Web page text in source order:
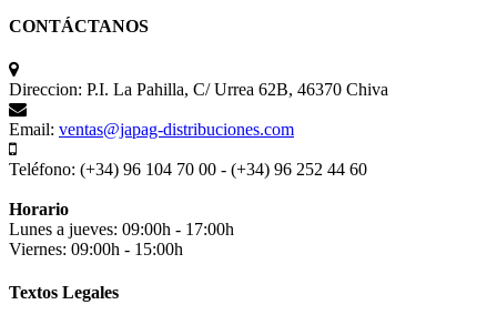
CONTÁCTANOS
Direccion: P.I. La Pahilla, C/ Urrea 62B, 46370 Chiva
Email: ventas@japag-distribuciones.com
Teléfono: (+34) 96 104 70 00 - (+34) 96 252 44 60
Horario
Lunes a jueves: 09:00h - 17:00h
Viernes: 09:00h - 15:00h
Textos Legales